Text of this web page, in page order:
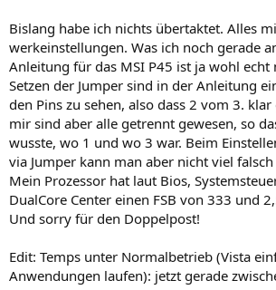
Bislang habe ich nichts übertaktet. Alles
werkeinstellungen. Was ich noch gerade
Anleitung für das MSI P45 ist ja wohl echt
Setzen der Jumper sind in der Anleitung
den Pins zu sehen, also dass 2 vom 3.
mir sind aber alle getrennt gewesen, so
wusste, wo 1 und wo 3 war. Beim
via Jumper kann man aber nicht viel
Mein Prozessor hat laut Bios,
DualCore Center einen FSB von 333 und
Und sorry für den Doppelpost!
Edit: Temps unter Normalbetrieb (Vista
Anwendungen laufen): jetzt gerade